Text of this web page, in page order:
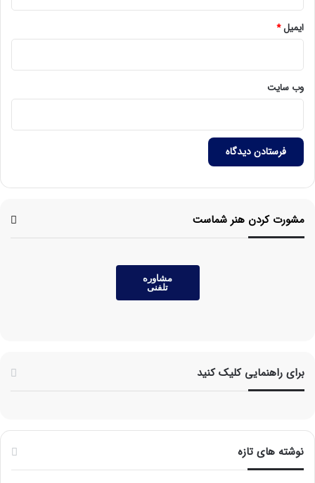
ایمیل*
وب‌ سایت
مشورت کردن هنر شماست
مشاوره
تلفنی
برای راهنمایی کلیک کنید
نوشته های تازه